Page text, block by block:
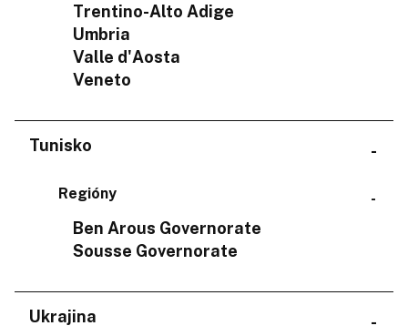
Trentino-Alto Adige
Umbria
Valle d'Aosta
Veneto
Tunisko
Regióny
Ben Arous Governorate
Sousse Governorate
Ukrajina